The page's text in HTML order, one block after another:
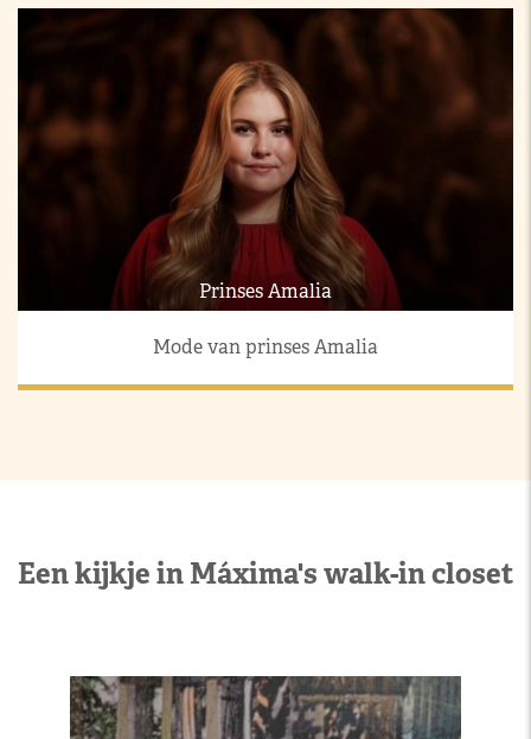
Prinses Amalia
Mode van prinses Amalia
Een kijkje in Máxima's walk-in closet